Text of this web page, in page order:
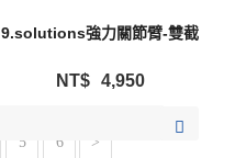
9.solutions強力關節臂-雙截
NT$ 4,950
5 6 >